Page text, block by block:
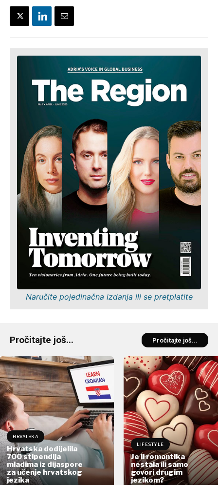
Naručite pojedinačna izdanja ili se pretplatite
Pročitajte još... Pročitajte još...
HRVATSKA
Hrvatska dodijelila
700 stipendija
mladima iz dijaspore
za učenje hrvatskog
jezika
LIFESTYLE
Je li romantika
nestala ili samo
govori drugim
jezikom?